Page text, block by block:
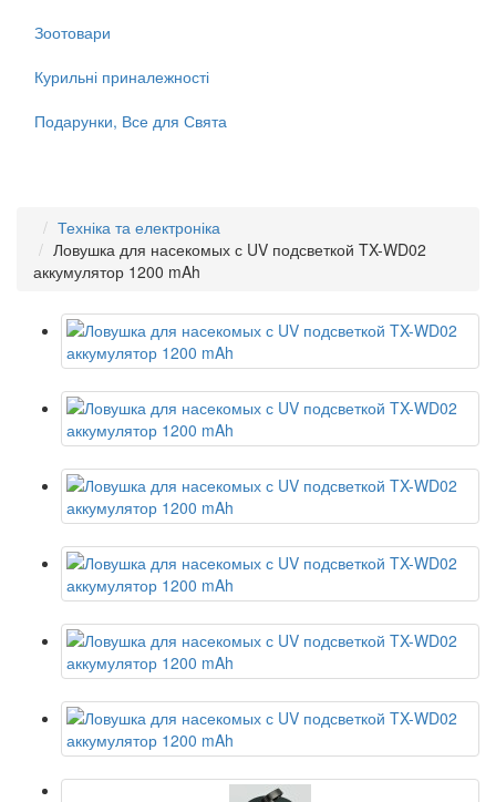
Зоотовари
Курильні приналежності
Подарунки, Все для Свята
Техніка та електроніка
Ловушка для насекомых с UV подсветкой TX-WD02
аккумулятор 1200 mAh